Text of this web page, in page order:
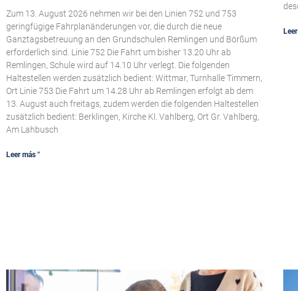
Zum 13. August 2026 nehmen wir bei den Linien 752 und 753
geringfügige Fahrplanänderungen vor, die durch die neue
Ganztagsbetreuung an den Grundschulen Remlingen und Börßum
erforderlich sind. Linie 752 Die Fahrt um bisher 13.20 Uhr ab
Remlingen, Schule wird auf 14.10 Uhr verlegt. Die folgenden
Haltestellen werden zusätzlich bedient: Wittmar, Turnhalle Timmern,
Ort Linie 753 Die Fahrt um 14.28 Uhr ab Remlingen erfolgt ab dem
13. August auch freitags, zudem werden die folgenden Haltestellen
zusätzlich bedient: Berklingen, Kirche Kl. Vahlberg, Ort Gr. Vahlberg,
Am Lahbusch
Leer más "